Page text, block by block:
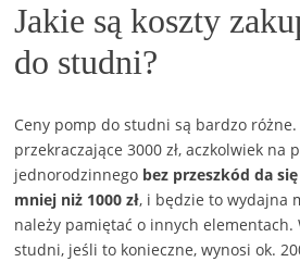
Jakie są koszty
do studni?
Ceny pomp do studni są bardzo
przekraczające 3000 zł, aczkolwiek na
jednorodzinnego bez przeszkód da
mniej niż 1000 zł, i będzie to wydajna
należy pamiętać o innych elementach.
studni, jeśli to konieczne, wynosi ok.